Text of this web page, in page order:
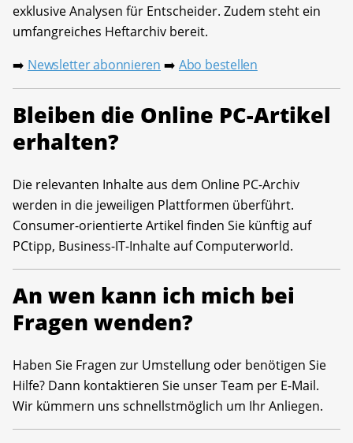
exklusive Analysen für Entscheider. Zudem steht ein
umfangreiches Heftarchiv bereit.
➡️ Newsletter abonnieren ➡️ Abo bestellen
Bleiben die Online PC-Artikel
erhalten?
Die relevanten Inhalte aus dem Online PC-Archiv
werden in die jeweiligen Plattformen überführt.
Consumer-orientierte Artikel finden Sie künftig auf
PCtipp, Business-IT-Inhalte auf Computerworld.
An wen kann ich mich bei
Fragen wenden?
Haben Sie Fragen zur Umstellung oder benötigen Sie
Hilfe? Dann kontaktieren Sie unser Team per E-Mail.
Wir kümmern uns schnellstmöglich um Ihr Anliegen.